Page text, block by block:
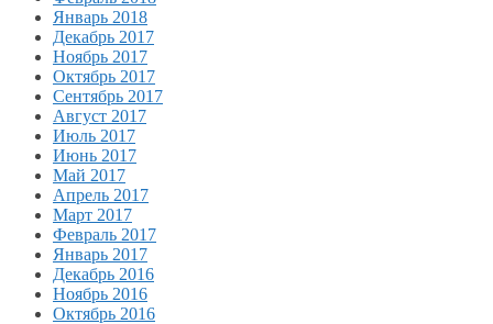
Январь 2018
Декабрь 2017
Ноябрь 2017
Октябрь 2017
Сентябрь 2017
Август 2017
Июль 2017
Июнь 2017
Май 2017
Апрель 2017
Март 2017
Февраль 2017
Январь 2017
Декабрь 2016
Ноябрь 2016
Октябрь 2016